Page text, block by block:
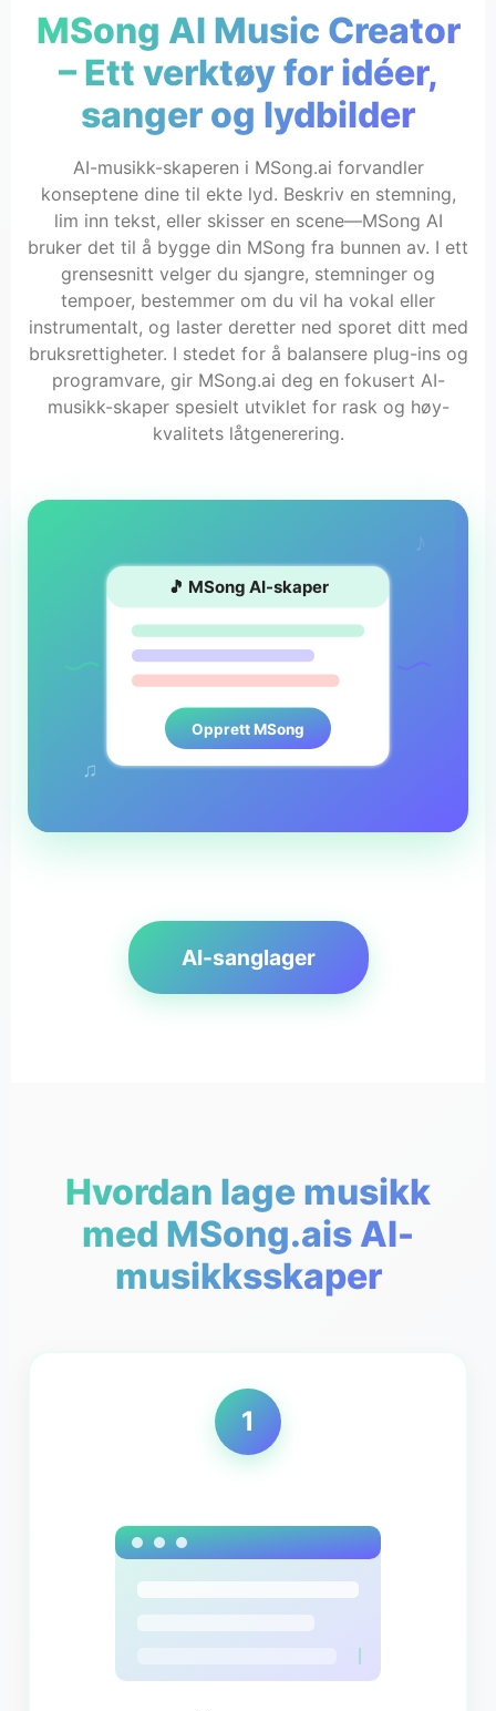
MSong AI Music Creator
– Ett verktøy for idéer,
sanger og lydbilder
AI-musikk-skaperen i MSong.ai forvandler
konseptene dine til ekte lyd. Beskriv en stemning,
lim inn tekst, eller skisser en scene—MSong AI
bruker det til å bygge din MSong fra bunnen av. I ett
grensesnitt velger du sjangre, stemninger og
tempoer, bestemmer om du vil ha vokal eller
instrumentalt, og laster deretter ned sporet ditt med
bruksrettigheter. I stedet for å balansere plug-ins og
programvare, gir MSong.ai deg en fokusert AI-
musikk-skaper spesielt utviklet for rask og høy-
kvalitets låtgenerering.
🎵 MSong AI-skaper
Opprett MSong
♫
AI-sanglager
Hvordan lage musikk
med MSong.ais AI-
musikksskaper
1